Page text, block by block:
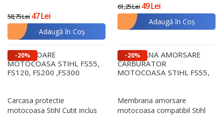
58,75 Lei 47 Lei
Adaugă în Coş
61,25 Lei 49 Lei
Adaugă în Coş
-20%
APARATOARE
MOTOCOASA STIHL FS55,
FS120, FS200 ,FS300
Carcasa protectie
motocoasa Stihl Cutit inclus
-20%
MEMBRANA AMORSARE
CARBURATOR
MOTOCOASA STIHL FS55,
Membrana amorsare
motocoasa compatibil Stihl